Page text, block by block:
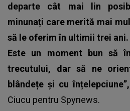
departe cât mai lin
minunați care merită mai
să le oferim în ultimii trei ani.
Este un moment bun să
trecutului, dar să ne
blândețe și cu înțelepciune”,
Ciucu pentru Spynews.